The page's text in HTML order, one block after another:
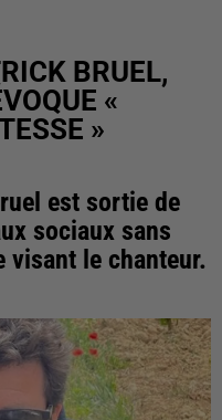
BRUEL,
«
»
est sortie de
sociaux sans
visant le chanteur.